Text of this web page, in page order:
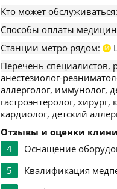
Кто может обслуживаться:
Способы оплаты
Станции метро рядом:
М
Перечень
анестезиолог-
аллерголог, иммунолог,
гастроэнтеролог,
кардиолог, детский
Отзывы и оценки
4
Оснащение
5
Квалификация